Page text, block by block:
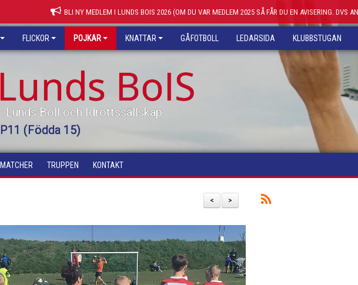
BLI NY MEDLEM I LUNDS BOIS 2026 (OM DU VAR MEDLEM 2025 SÅ FÅR DU EN AVISERING. DVS
FLICKOR POJKAR KNATTAR GÅFOTBOLL LEDARSIDA KLUBBSTUGAN
Lunds BoIS
Lunds Boll och Idrottssällskap
P11 (Födda 15)
MATCHER TRUPPEN KONTAKT
>
<